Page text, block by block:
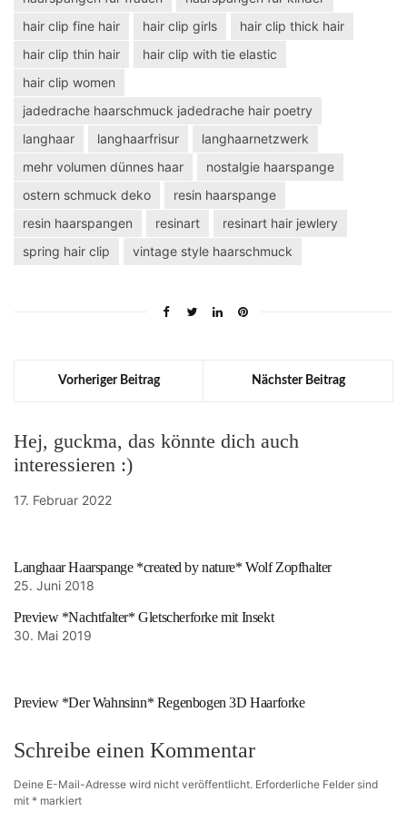
hair clip fine hair
hair clip girls
hair clip thick hair
hair clip thin hair
hair clip with tie elastic
hair clip women
jadedrache haarschmuck jadedrache hair poetry
langhaar
langhaarfrisur
langhaarnetzwerk
mehr volumen dünnes haar
nostalgie haarspange
ostern schmuck deko
resin haarspange
resin haarspangen
resinart
resinart hair jewlery
spring hair clip
vintage style haarschmuck
Vorheriger Beitrag Nächster Beitrag
Hej, guckma, das könnte dich auch
interessieren :)
17. Februar 2022
Langhaar Haarspange *created by nature* Wolf Zopfhalter
25. Juni 2018
Preview *Nachtfalter* Gletscherforke mit Insekt
30. Mai 2019
Preview *Der Wahnsinn* Regenbogen 3D Haarforke
Schreibe einen Kommentar
Deine E-Mail-Adresse wird nicht veröffentlicht. Erforderliche Felder sind
mit * markiert